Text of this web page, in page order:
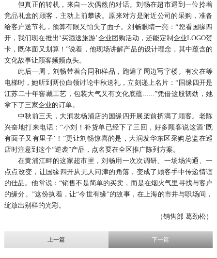
但真正的转机，来自一次偶然的对话。刘畅在超市遇到一位拎着
竞品礼盒的顾客，主动上前攀谈。原来对方是附近公司的采购，准备
给客户送节礼，预算有限又怕失了面子。刘畅眼睛一亮：“您看国缘四
开，我们现在推出‘买酒送旅游’企业团购活动，还能定制企业LOGO贺
卡，既体面又划算！”说着，他现场讲解产品的设计理念，其中蕴含的
文化故事让顾客频频点头。
此后一周，刘畅带着合同和样品，跑遍了周边写字楼。有次在等
电梯时，她听到两位白领讨论中秋送礼，立刻递上名片：“国缘四开是
江苏二十年窖藏工艺，包装大气又有文化底蕴......”凭借这股韧劲，她
拿下了三家企业的订单。
中秋前三天，大润发杨浦店的国缘四开展架前挤满了顾客。老陈
兴奋地打来电话：“小刘！补货单已经下了三回，好多顾客说这酒‘既
有面子又有里子’！”更让刘畅惊喜的是，大润发华东区采购总监在巡
店时注意到这个“逆袭”产品，点名要在全区推广陈列方案。
在黄浦江畔的这家超市里，刘畅用一次次调研、一场场沟通、一
点点改变，让国缘四开从无人问津的角落，变成了顾客手中传递情谊
的佳品。他常说：“销售不是简单的买卖，而是在烟火气里寻找与客户
的缘分。”这份执着，让“今世有缘”的故事，在上海的市井与职场间，
绽放出别样的光彩。
（销售部 葛劲松）
上一篇 下一篇